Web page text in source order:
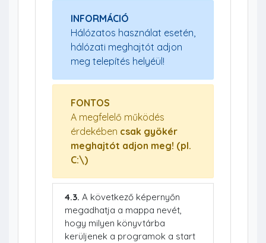
INFORMÁCIÓ
Hálózatos használat esetén,
hálózati meghajtót adjon
meg telepítés helyéül!
FONTOS
A megfelelő működés
érdekében csak gyökér
meghajtót adjon meg! (pl.
C:\)
4.3. A következő képernyőn
megadhatja a mappa nevét,
hogy milyen könyvtárba
kerüljenek a programok a start